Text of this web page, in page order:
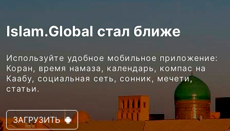
Islam.Global стал ближе
Используйте удобное мобильное приложение:
Коран, время намаза, календарь, компас на
Каабу, социальная сеть, сонник, мечети,
статьи.
ЗАГРУЗИТЬ